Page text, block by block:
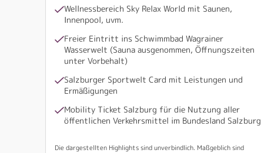
Wellnessbereich Sky Relax World mit Saunen,
Innenpool, uvm.
Freier Eintritt ins Schwimmbad Wagrainer
Wasserwelt (Sauna ausgenommen, Öffnungszeiten
unter Vorbehalt)
Salzburger Sportwelt Card mit Leistungen und
Ermäßigungen
Mobility Ticket Salzburg für die Nutzung aller
öffentlichen Verkehrsmittel im Bundesland Salzburg
Die dargestellten Highlights sind unverbindlich. Maßgeblich sind